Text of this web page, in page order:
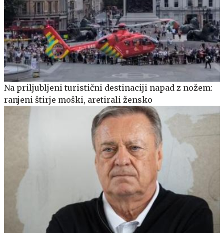
Na priljubljeni turistični destinaciji napad z nožem:
ranjeni štirje moški, aretirali žensko